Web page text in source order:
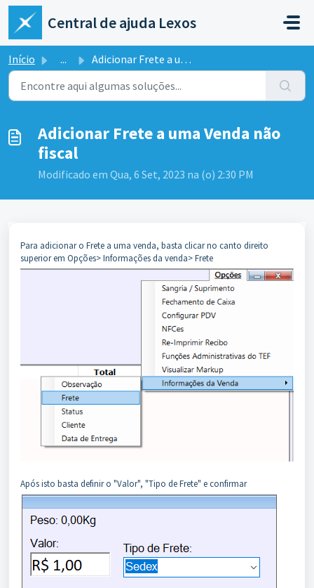
Ir para o conteúdo principal
Central de ajuda Lexos
Início ... Adicionar Frete a uma Venda não fiscal
Adicionar Frete a uma Venda não
fiscal
Modificado em Qua, 6 Set, 2023 na (o) 2:30 PM
Para adicionar o Frete a uma venda, basta clicar no canto direito
superior em Opções> Informações da venda> Frete
Após isto basta definir o "Valor", "Tipo de Frete" e confirmar